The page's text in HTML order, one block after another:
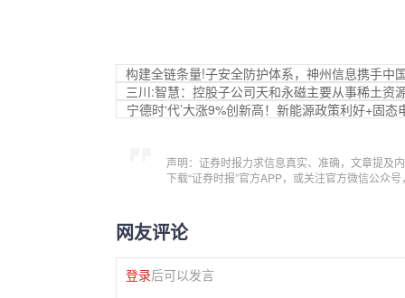
构建全链条量!子安全防护体系，神州信息携手中
三川:智慧：控股子公司天和永磁主要从事稀土资
宁德时‘代’大涨9%创新高！新能源政策利好+固
声明：证券时报力求信息真实、准确，文章提及
下载“证券时报”官方APP，或关注官方微信公众
网友评论
登录后可以发言